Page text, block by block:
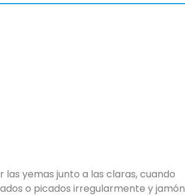
yemas junto a las claras, cuando
o picados irregularmente y jamón